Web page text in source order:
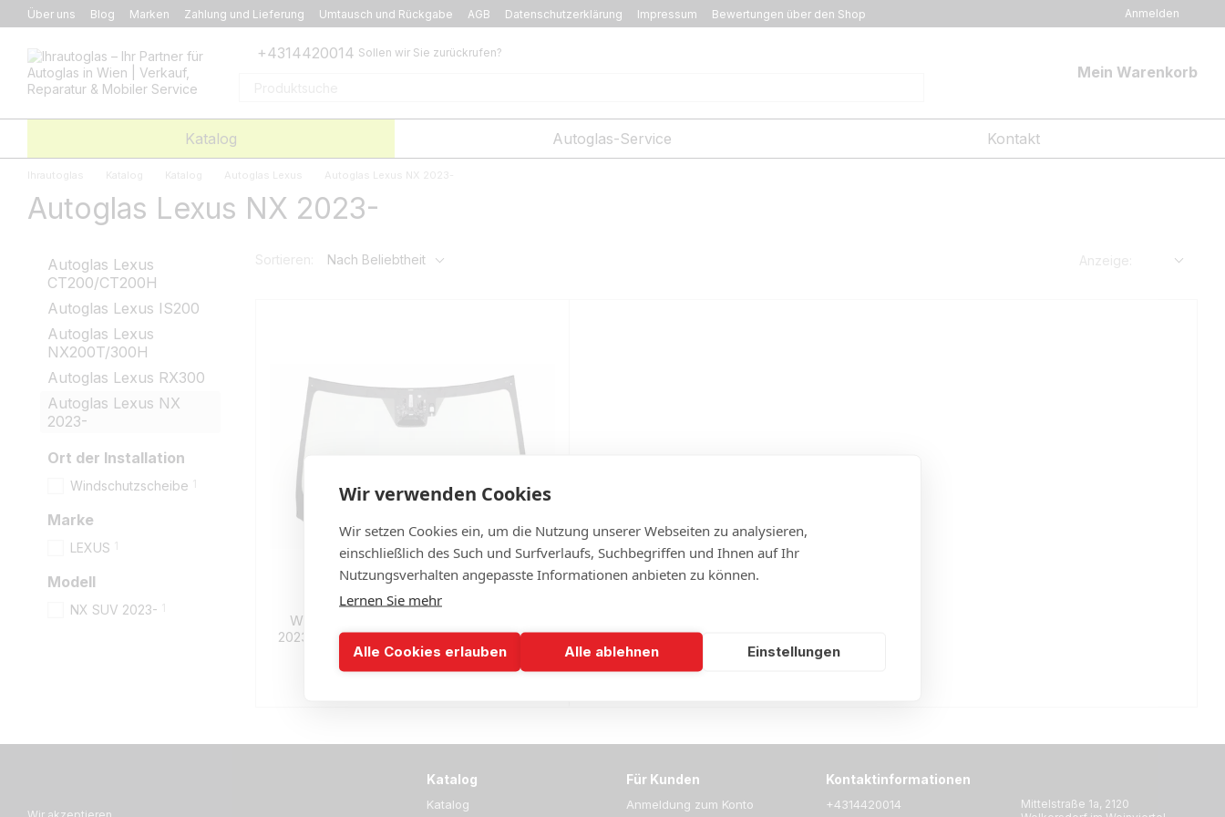
Перейти к основному контенту
Über uns Blog Marken Zahlung und Lieferung Umtausch und Rückgabe AGB Datenschutzerklärung Impressum Bewertungen über den Shop Anmelden
+4314420014 Sollen wir Sie zurückrufen?
Mein Warenkorb
Katalog Autoglas-Service Kontakt
Ihrautoglas Katalog Katalog Autoglas Lexus Autoglas Lexus NX 2023-
Autoglas Lexus NX 2023-
Sortieren: Nach Beliebtheit Anzeige:
Windschutzscheibe für LEXUS NX SUV
2023-mit Sensor, Heizbar, Head up Display,
Kamera
Autoglas Lexus
CT200/CT200H
Autoglas Lexus IS200
Autoglas Lexus
NX200T/300H
Autoglas Lexus RX300
Autoglas Lexus NX
2023-
Ort der Installation
Windschutzscheibe
Marke
LEXUS
Modell
NX SUV 2023-
Katalog
Katalog
Für Kunden
Anmeldung zum Konto
Kontaktinformationen
+4314420014
Mittelstraße 1a, 2120
Wir verwenden Cookies
Wir setzen Cookies ein, um die Nutzung unserer Webseiten zu analysieren,
einschließlich des Such und Surfverlaufs, Suchbegriffen und Ihnen auf Ihr
Nutzungsverhalten angepasste Informationen anbieten zu können.
Lernen Sie mehr
Alle Cookies erlauben Alle ablehnen Einstellungen